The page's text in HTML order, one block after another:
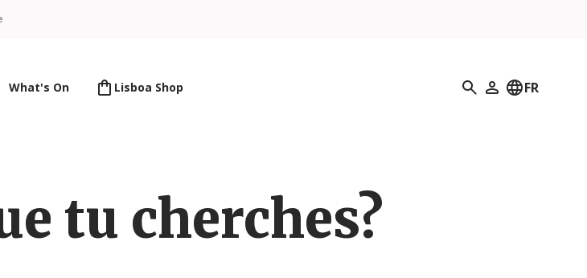
What's On Lisboa Shop Recherche
Mon profil
FR
tu cherches?